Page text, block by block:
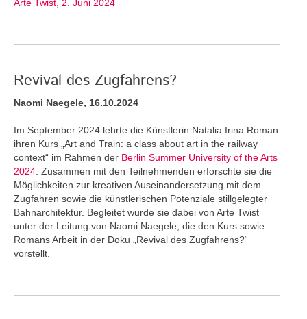
Arte Twist, 2. Juni 2024
Revival des Zugfahrens?
Naomi Naegele, 16.10.2024
Im September 2024 lehrte die Künstlerin Natalia Irina Roman
ihren Kurs „Art and Train: a class about art in the railway
context“ im Rahmen der Berlin Summer University of the Arts
2024 . Zusammen mit den Teilnehmenden erforschte sie die
Möglichkeiten zur kreativen Auseinandersetzung mit dem
Zugfahren sowie die künstlerischen Potenziale stillgelegter
Bahnarchitektur. Begleitet wurde sie dabei von Arte Twist
unter der Leitung von Naomi Naegele, die den Kurs sowie
Romans Arbeit in der Doku „Revival des Zugfahrens?“
vorstellt.